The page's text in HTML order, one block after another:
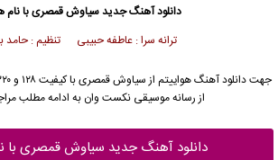
دانلود آهنگ جدیدسیاوش قمصریبا نام
ترانه سرا : عاطفه حبیبی تنظیم : حامد
جهت دانلود آهنگ هواییتم از سیاوش قمصری
از رسانه موسیقی نکست وان به ادامه مطلب
دانلود آهنگ جدید سیاوش قمصری با